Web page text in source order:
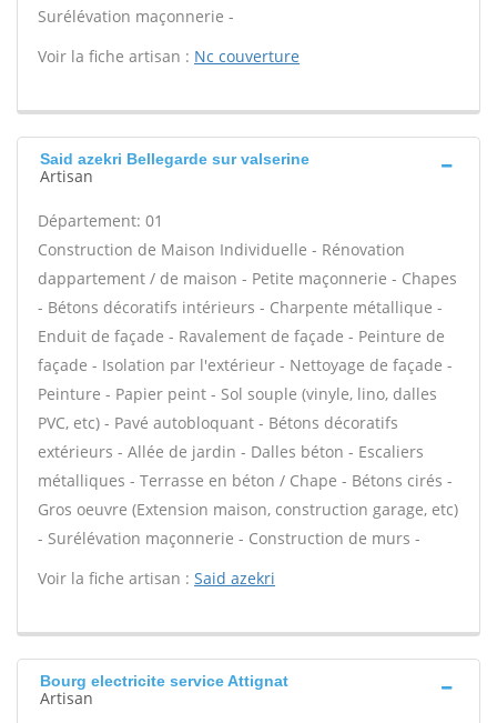
Surélévation maçonnerie -
Voir la fiche artisan : Nc couverture
Said azekri Bellegarde sur valserine
Artisan
Département: 01
Construction de Maison Individuelle - Rénovation
dappartement / de maison - Petite maçonnerie - Chapes
- Bétons décoratifs intérieurs - Charpente métallique -
Enduit de façade - Ravalement de façade - Peinture de
façade - Isolation par l'extérieur - Nettoyage de façade -
Peinture - Papier peint - Sol souple (vinyle, lino, dalles
PVC, etc) - Pavé autobloquant - Bétons décoratifs
extérieurs - Allée de jardin - Dalles béton - Escaliers
métalliques - Terrasse en béton / Chape - Bétons cirés -
Gros oeuvre (Extension maison, construction garage, etc)
- Surélévation maçonnerie - Construction de murs -
Voir la fiche artisan : Said azekri
Bourg electricite service Attignat
Artisan